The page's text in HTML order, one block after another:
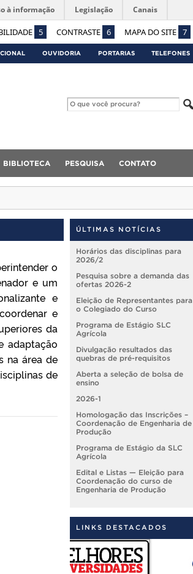
5 CONTRASTE 6 MAPA DO SITE 7
à informação Legislação Canais
OUVIDORIA PORTARIAS TELEFONES
BIBLIOTECA PESQUISA CONTATO
o
e um
e
e
da
adaptação
na área de
de
ÚLTIMAS NOTÍCIAS
Horários das disciplinas para
2026/2
Pesquisa sobre a demanda das
ofertas 2026-2
Eleição de Representantes para
o Colegiado do Curso
Programa de Estágio SLC
Agrícola
Divulgação resultados das
quebras de pré-requisitos
Aberta a seleção de bolsa de
ensino
2026-1
Homologação das Inscrições –
Coordenação de Engenharia de
Produção
Programa de Estágio da SLC
Agrícola
Edital e Listas — Eleição para
Coordenação do curso de
Engenharia de Produção
LINKS DESTACADOS